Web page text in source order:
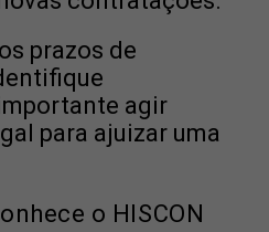
prazos de
agir
para ajuizar uma
o HISCON